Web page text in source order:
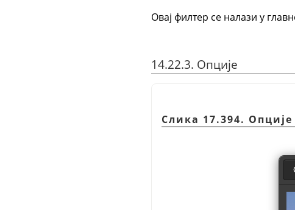
Овај филтер се налази у
14.22.3. Опције
Слика 17.394.